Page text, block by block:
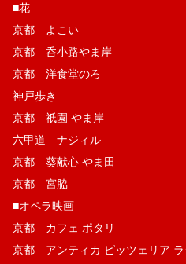
■花
京都 よこい
京都 呑小路やま岸
京都 洋食堂のろ
神戸歩き
京都 祇園 やま岸
六甲道 ナジィル
京都 葵献心 やま田
京都 宮脇
■オペラ映画
京都 カフェ ポタリ
京都 アンティカ ピッツェリア ラ